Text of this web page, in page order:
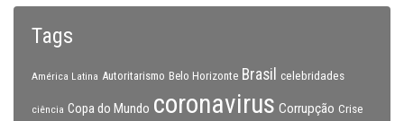
Tags
América Latina Autoritarismo Belo Horizonte Brasil celebridades
ciência Copa do Mundo coronavirus Corrupção Crise